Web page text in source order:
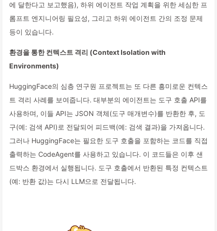
에 달한다고 보고했음), 하위 에이전트 작업 계획을 위한 세심한 프
롬프트 엔지니어링 필요성, 그리고 하위 에이전트 간의 조정 문제
등이 있습니다.
환경을 통한 컨텍스트 격리 (Context Isolation with
Environments)
HuggingFace의 심층 연구원 프로젝트는 또 다른 흥미로운 컨텍스
트 격리 사례를 보여줍니다. 대부분의 에이전트는 도구 호출 API를
사용하며, 이들 API는 JSON 객체(도구 매개변수)를 반환한 후, 도
구(예: 검색 API)로 전달되어 피드백(예: 검색 결과)을 가져옵니다.
그러나 HuggingFace는 필요한 도구 호출을 포함하는 코드를 직접
출력하는 CodeAgent를 사용하고 있습니다. 이 코드들은 이후 샌
드박스 환경에서 실행됩니다. 도구 호출에서 반환된 특정 컨텍스트
(예: 반환 값)는 다시 LLM으로 전달됩니다.